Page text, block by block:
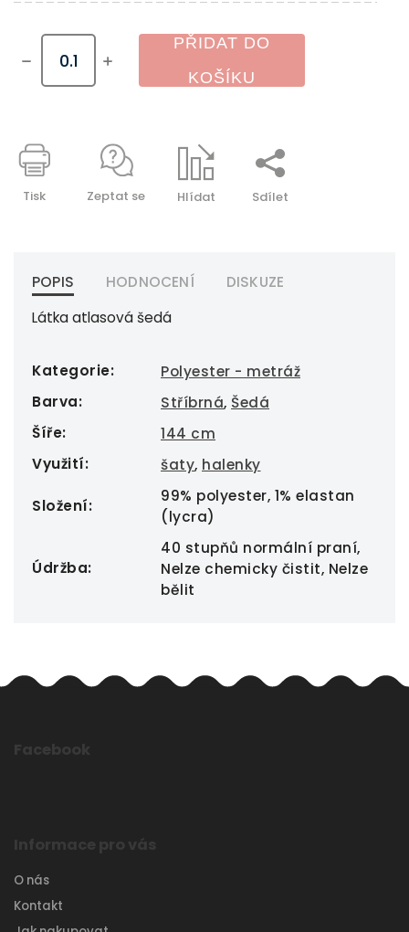
PŘIDAT DO
KOŠÍKU
Tisk Zeptat se Hlídat Sdílet
POPIS HODNOCENÍ
DISKUZE
Látka atlasová šedá
Kategorie:
Polyester - metráž
Barva: Stříbrná, Šedá
Šíře:
144 cm
Využití: šaty, halenky
Složení:
99% polyester, 1% elastan
(lycra)
Údržba:
40 stupňů normální praní,
Nelze chemicky čistit, Nelze
bělit
Facebook
Informace pro vás
O nás
Kontakt